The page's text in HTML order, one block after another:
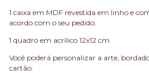
1 caixa em MDF revestida em linho e
acordo com o seu pedido.
1 quadro em acrílico 12x12 cm
Você poderá personalizar a arte,
cartão.